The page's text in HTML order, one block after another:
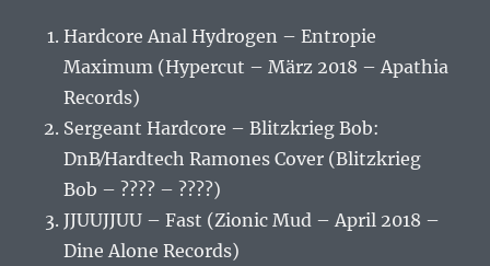
Hardcore Anal Hydrogen – Entropie
Maximum (Hypercut – März 2018 – Apathia
Records)
Sergeant Hardcore – Blitzkrieg Bob:
DnB⁄Hardtech Ramones Cover (Blitzkrieg
Bob – ???? – ????)
JJUUJJUU – Fast (Zionic Mud – April 2018 –
Dine Alone Records)